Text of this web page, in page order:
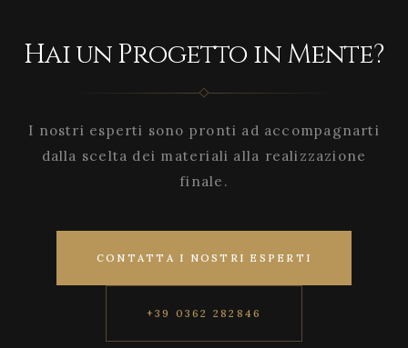
Hai un Progetto in Mente?
I nostri esperti sono pronti ad accompagnarti
dalla scelta dei materiali alla realizzazione
finale.
CONTATTA I NOSTRI ESPERTI
+39 0362 282846